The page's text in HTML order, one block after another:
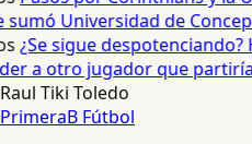
Universidad de
¿Se sigue despotenciando?
a otro jugador que partiría
Raul Tiki Toledo
PrimeraB Fútbol